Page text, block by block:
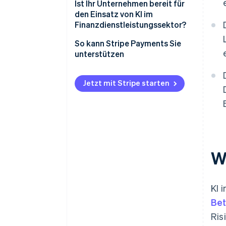
Ist Ihr Unternehmen bereit für
den Einsatz von KI im
Finanzdienstleistungssektor?
So kann Stripe Payments Sie
unterstützen
Jetzt mit Stripe starten
KI